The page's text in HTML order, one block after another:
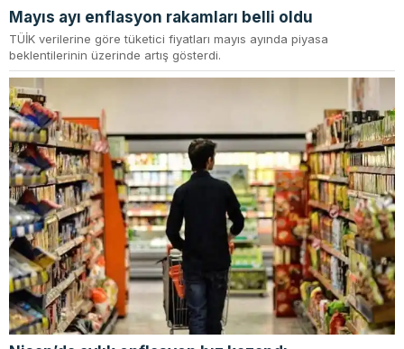
Mayıs ayı enflasyon rakamları belli oldu
TÜİK verilerine göre tüketici fiyatları mayıs ayında piyasa
beklentilerinin üzerinde artış gösterdi.